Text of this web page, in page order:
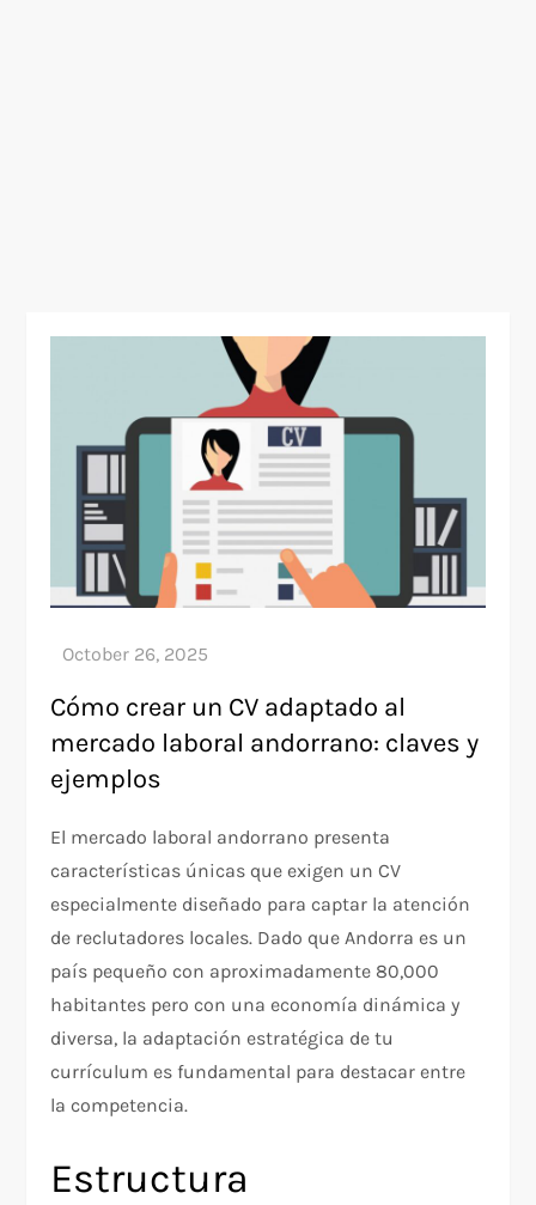
Cómo crear un CV adaptado al
mercado laboral andorrano: claves y
ejemplos
El mercado laboral andorrano presenta
características únicas que exigen un CV
especialmente diseñado para captar la atención
de reclutadores locales. Dado que Andorra es un
país pequeño con aproximadamente 80,000
habitantes pero con una economía dinámica y
diversa, la adaptación estratégica de tu
currículum es fundamental para destacar entre
la competencia.
Estructura